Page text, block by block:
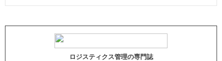
ロジスティクス管理の専門誌